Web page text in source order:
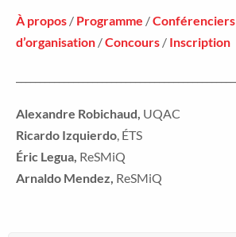
À propos / Programme /Conférenciers
d’organisation /Concours / Inscription
Alexandre Robichaud, UQAC
Ricardo Izquierdo, ÉTS
Éric Legua, ReSMiQ
Arnaldo Mendez, ReSMiQ